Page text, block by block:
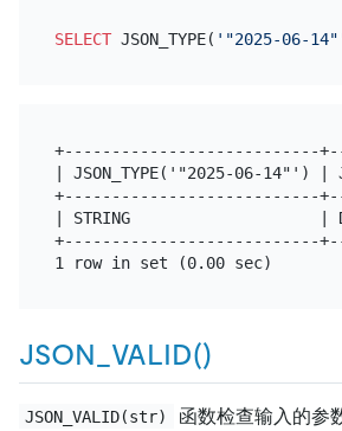
SELECT JSON_TYPE( '"2025-06-
+---------------------------
| JSON_TYPE('"2025-06-14"') |
+---------------------------
| STRING
+---------------------------
JSON_VALID()
JSON_VALID(str)
函数检查输入的参